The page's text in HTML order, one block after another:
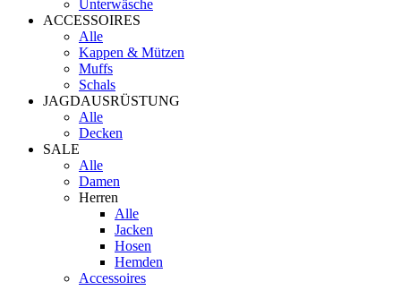
Unterwäsche
ACCESSOIRES
Alle
Kappen & Mützen
Muffs
Schals
JAGDAUSRÜSTUNG
Alle
Decken
SALE
Alle
Damen
Herren
Alle
Jacken
Hosen
Hemden
Accessoires